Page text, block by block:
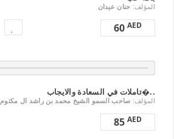
المؤلف: حنان عيدان
60 AED
تاملات في السعادة والايجاب�..
المؤلف: صاحب السمو الشيخ محمد بن راشد ال مكتوم
85 AED